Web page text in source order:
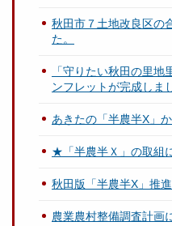
秋田市７土地改良区の
た。
「守りたい秋田の里
ンフレットが完成しま
あきたの「半農半X」
★「半農半Ｘ」の取組
秋田版「半農半X」推
農業農村整備調査計画